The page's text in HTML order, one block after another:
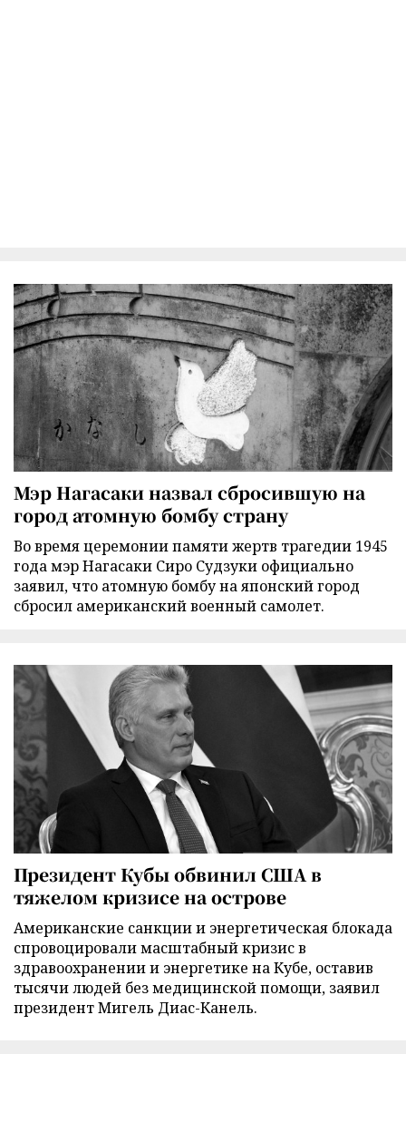
Мэр Нагасаки назвал сбросившую на
город атомную бомбу страну
Во время церемонии памяти жертв трагедии 1945
года мэр Нагасаки Сиро Судзуки официально
заявил, что атомную бомбу на японский город
сбросил американский военный самолет.
Президент Кубы обвинил США в
тяжелом кризисе на острове
Американские санкции и энергетическая блокада
спровоцировали масштабный кризис в
здравоохранении и энергетике на Кубе, оставив
тысячи людей без медицинской помощи, заявил
президент Мигель Диас-Канель.